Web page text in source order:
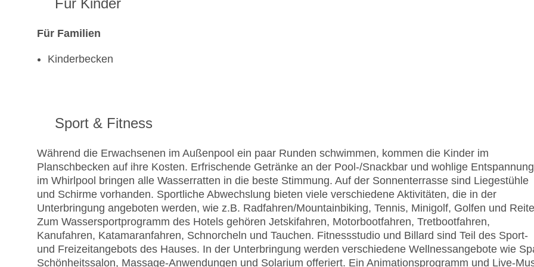
Für Kinder
Für Familien
Kinderbecken
Sport & Fitness
Während die Erwachsenen im Außenpool ein paar Runden schwimmen, kommen die Kinder im
Planschbecken auf ihre Kosten. Erfrischende Getränke an der Pool-/Snackbar und wohlige Entspannung
im Whirlpool bringen alle Wasserratten in die beste Stimmung. Auf der Sonnenterrasse sind Liegestühle
und Schirme vorhanden. Sportliche Abwechslung bieten viele verschiedene Aktivitäten, die in der
Unterbringung angeboten werden, wie z.B. Radfahren/Mountainbiking, Tennis, Minigolf, Golfen und
Zum Wassersportprogramm des Hotels gehören Jetskifahren, Motorbootfahren, Tretbootfahren,
Kanufahren, Katamaranfahren, Schnorcheln und Tauchen. Fitnessstudio und Billard sind Teil des Sport-
und Freizeitangebots des Hauses. In der Unterbringung werden verschiedene Wellnessangebote wie
Schönheitssalon, Massage-Anwendungen und Solarium offeriert. Ein Animationsprogramm und Live-